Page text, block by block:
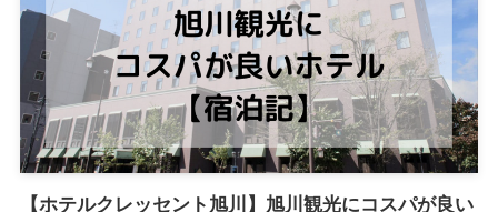
【ホテルクレッセント旭川】旭川観光にコスパが良い